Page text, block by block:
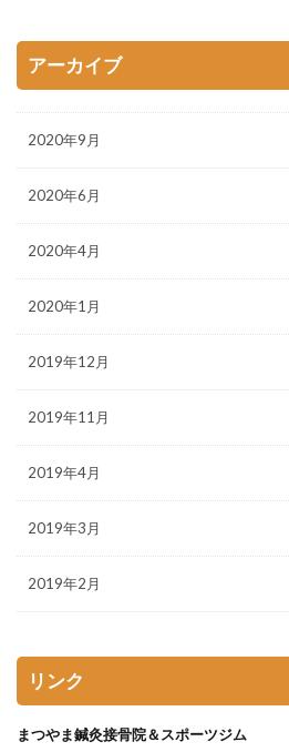
アーカイブ
2020年9月
2020年6月
2020年4月
2020年1月
2019年12月
2019年11月
2019年4月
2019年3月
2019年2月
リンク
まつやま鍼灸接骨院＆スポーツジム